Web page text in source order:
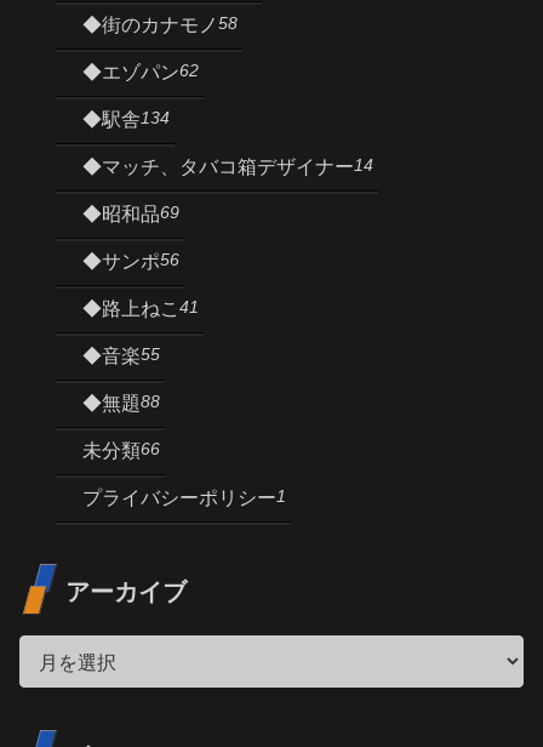
◆街のカナモノ58
◆エゾパン62
◆駅舎134
◆マッチ、タバコ箱デザイナー14
◆昭和品69
◆サンポ56
◆路上ねこ 41
◆音楽55
◆無題88
未分類66
プライバシーポリシー1
アーカイブ